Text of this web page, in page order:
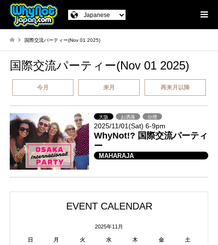
国際交流パーティー(Nov 01 2025)
国際交流パーティー(Nov 01 2025)
今月 来月 再来月以降
大阪 お洒落 分煙
2025/11/01(Sat) 6-9pm
WhyNot!? 国際交流パーティ
ー
MAHARAJA
EVENT CALENDAR
2025年11月
日 月 火 水 木 金 土